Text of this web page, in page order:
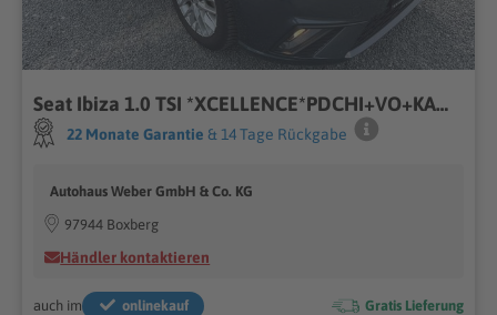
Seat Ibiza 1.0 TSI *XCELLENCE*PDCHI+VO+KAMERA*SHZ*FUL
22 Monate Garantie & 14 Tage Rückgabe
Autohaus Weber GmbH & Co. KG
97944 Boxberg
Händler kontaktieren
auch im onlinekauf Gratis Lieferung